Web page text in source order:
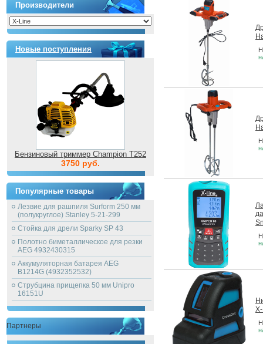
Производители
Новые поступления
Бензиновый триммер Champion T252
3750 руб.
Популярные товары
Лезвие для рашпиля Surform 250 мм
(полукруглое) Stanley 5-21-299
Стойка для дрели Sparky SP 43
Полотно биметаллическое для резки
AEG 4932430315
Аккумуляторная батарея AEG
B1214G (4932352532)
Струбцина прищепка 50 мм Unipro
16151U
Партнеры